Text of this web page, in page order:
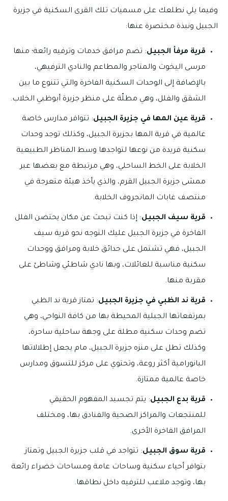
وفيما يلي نطلعك على مسميات تلك القرى السكنية في جزيرة
الجبيل ونبذة مختصرة عنها:
قرية مرفأ الجبيل: تضم مرافق خدمات وترفيه رائعة؛ منها
مرسى اليخوت والمتاجر والمطاعم والنادي الترفيهي،
بالإضافة إلى الوحدات السكنية الفاخرة والتي تتنوع ما بين
الشقق والفلل، وهي مطلّة على منظر جزيرة أبوظبي الخلاب.
قرية عين المها في جزيرة الجبيل: تتوافر مدارس خاصة
عالمية في قرية المها بجزيرة الجبيل، وكذلك توجد وحدات
سكنية فريدة من نوعها لتواجدها وسط المناظر الطبيعية
الخلابة على الخط الساحلي، وهي مرتبطة مع بعضها عبر
ممشى جزيرة الجبيل القرم، والذي يأخذ هيئة متعرجة في
منتصف غابات المانجروف الخلابة.
قرية سيف الجبيل: إذا كنت تبحث عن مكان يحتضن الفلل
الفاخرة في جزيرة الجبيل عليك التوجه نحو قرية سيف
الجبيل، فهي تشتمل على حدائق خلابة ومرافق ووحدات
سكنية مناسبة للعائلات، وبها نادي شاطئي وشاطئ على
مقربة منها.
قرية ند الظبي في جزيرة الجبيل: تمتاز قرية ند الظبي
بمرتفعاتها الجبلية المحيطة بها من كافة النواحي، وهي
تضم وحدات سكنية مطلة على وجهة ساحلية ساحرة،
وكذلك تطل على منزه جزيرة الجبيل، مام يجعل إطلالاتها
البانورامية أكثر روعة، وتحتوي على مركز للتسوق ومدارس
خاصة عالمية ممتازة.
قرية بدع الجبيل: يتم تجسيد المفهوم الحقيقي
للمنتجعات والمراكز الصحية والفنادق بها، ومختلف
المرافق الفاخرة الأخرى.
قرية سوق الجبيل: تتواجد في قلب جزيرة الجبيل وتمتاز
بتوافر أحياء سكنية وساحات عامة ومساحات خضراء رائعة
بها، وتوجد ملاعب للترفيه داخل نطاقها.